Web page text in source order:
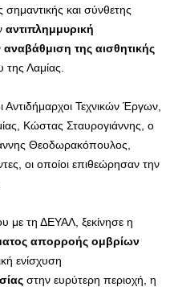
και σύνθετης
αντιπλημμυρική
αναβάθμιση της αισθητικής
της Λαμίας.
Τεχνικών Έργων,
Κώστας Σταυρογιάννης, ο
Θεοδωρακόπουλος,
οι οποίοι επιθεώρησαν την
με τη ΔΕΥΑΛ, ξεκίνησε η
απορροής ομβρίων
ενίσχυση
στην ευρύτερη περιοχή, η